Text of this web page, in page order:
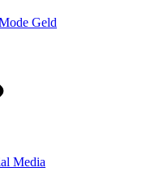
Geld
Media